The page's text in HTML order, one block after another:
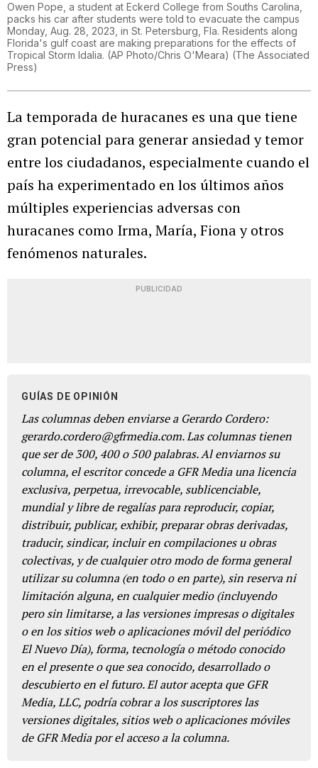
Owen Pope, a student at Eckerd College from Souths Carolina,
packs his car after students were told to evacuate the campus
Monday, Aug. 28, 2023, in St. Petersburg, Fla. Residents along
Florida's gulf coast are making preparations for the effects of
Tropical Storm Idalia. (AP Photo/Chris O'Meara) (The Associated
Press)
La temporada de huracanes es una que tiene
gran potencial para generar ansiedad y temor
entre los ciudadanos, especialmente cuando el
país ha experimentado en los últimos años
múltiples experiencias adversas con
huracanes como Irma, María, Fiona y otros
fenómenos naturales.
PUBLICIDAD
GUÍAS DE OPINIÓN
Las columnas deben enviarse a Gerardo Cordero:
gerardo.cordero@gfrmedia.com. Las columnas tienen
que ser de 300, 400 o 500 palabras. Al enviarnos su
columna, el escritor concede a GFR Media una licencia
exclusiva, perpetua, irrevocable, sublicenciable,
mundial y libre de regalías para reproducir, copiar,
distribuir, publicar, exhibir, preparar obras derivadas,
traducir, sindicar, incluir en compilaciones u obras
colectivas, y de cualquier otro modo de forma general
utilizar su columna (en todo o en parte), sin reserva ni
limitación alguna, en cualquier medio (incluyendo
pero sin limitarse, a las versiones impresas o digitales
o en los sitios web o aplicaciones móvil del periódico
El Nuevo Día), forma, tecnología o método conocido
en el presente o que sea conocido, desarrollado o
descubierto en el futuro. El autor acepta que GFR
Media, LLC, podría cobrar a los suscriptores las
versiones digitales, sitios web o aplicaciones móviles
de GFR Media por el acceso a la columna.